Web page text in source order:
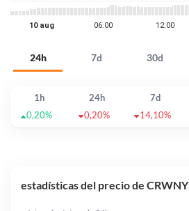
24h 7d 30d
1h 24h 7d
0,20%
0,20% 14,10%
estadísticas del precio de CRWNY